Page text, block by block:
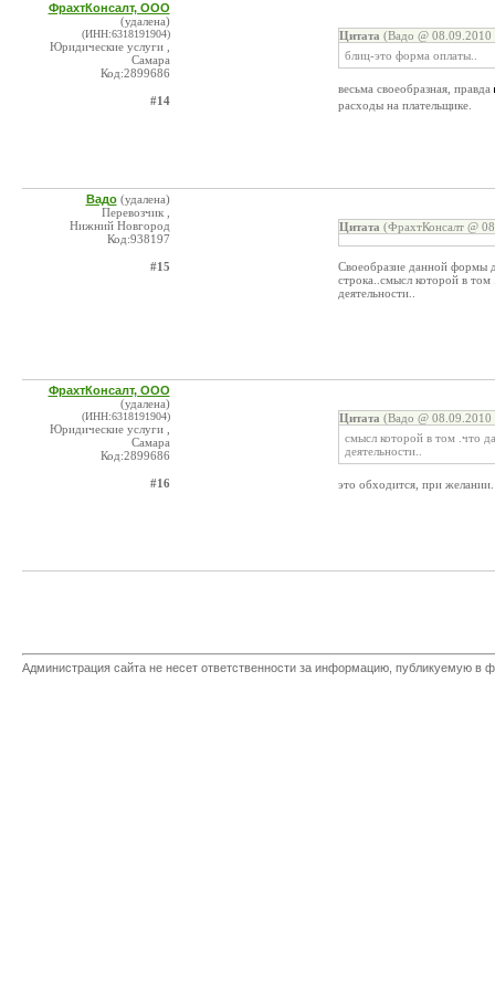
ФрахтКонсалт, ООО
(удалена)
(ИНН:6318191904)
Юридические услуги ,
Самара
Код:2899686
#14
Цитата (Вадо @ 08.09.2010
блиц-это форма оплаты..
весьма своеобразная, правда
расходы на плательщике.
Вадо (удалена)
Перевозчик ,
Нижний Новгород
Код:938197
#15
Цитата (ФрахтКонсалт @
Своеобразие данной формы
строка..смысл которой в том
деятельности..
ФрахтКонсалт, ООО
(удалена)
(ИНН:6318191904)
Юридические услуги ,
Самара
Код:2899686
#16
Цитата (Вадо @ 08.09.2010
смысл которой в том .что
деятельности..
это обходится, при желании.
Администрация сайта не несет ответственности за информацию, публикуемую